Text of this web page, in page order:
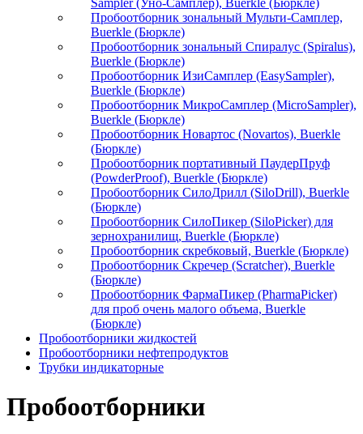
Sampler (Уно-Самплер), Buerkle (Бюркле)
Пробоотборник зональный Мульти-Самплер,
Buerkle (Бюркле)
Пробоотборник зональный Спиралус (Spiralus),
Buerkle (Бюркле)
Пробоотборник ИзиСамплер (EasySampler),
Buerkle (Бюркле)
Пробоотборник МикроСамплер (MicroSampler),
Buerkle (Бюркле)
Пробоотборник Новартос (Novartos), Buerkle
(Бюркле)
Пробоотборник портативный ПаудерПруф
(PowderProof), Buerkle (Бюркле)
Пробоотборник СилоДрилл (SiloDrill), Buerkle
(Бюркле)
Пробоотборник СилоПикер (SiloPicker) для
зернохранилищ, Buerkle (Бюркле)
Пробоотборник скребковый, Buerkle (Бюркле)
Пробоотборник Скречер (Scratcher), Buerkle
(Бюркле)
Пробоотборник ФармаПикер (PharmaPicker)
для проб очень малого объема, Buerkle
(Бюркле)
Пробоотборники жидкостей
Пробоотборники нефтепродуктов
Трубки индикаторные
Пробоотборники